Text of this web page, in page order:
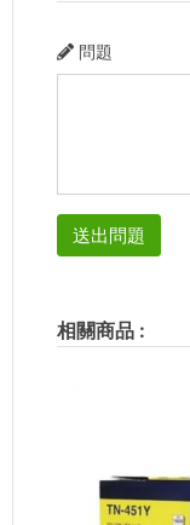
問題
送出問題
相關商品: